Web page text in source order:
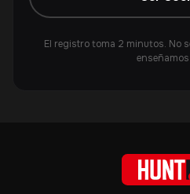
El registro toma 2 minutos. No